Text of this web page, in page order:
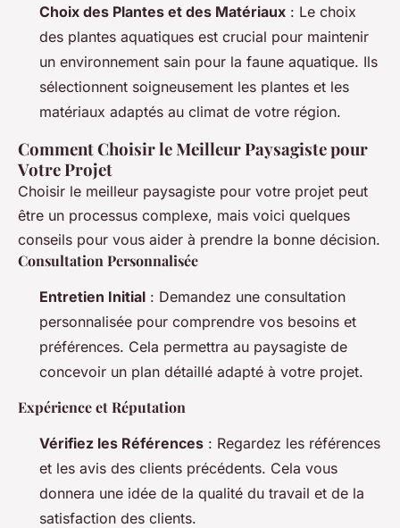
Choix des Plantes et des Matériaux : Le choix
des plantes aquatiques est crucial pour maintenir
un environnement sain pour la faune aquatique. Ils
sélectionnent soigneusement les plantes et les
matériaux adaptés au climat de votre région.
Comment Choisir le Meilleur Paysagiste pour
Votre Projet
Choisir le meilleur paysagiste pour votre projet peut
être un processus complexe, mais voici quelques
conseils pour vous aider à prendre la bonne décision.
Consultation Personnalisée
Entretien Initial : Demandez une consultation
personnalisée pour comprendre vos besoins et
préférences. Cela permettra au paysagiste de
concevoir un plan détaillé adapté à votre projet.
Expérience et Réputation
Vérifiez les Références : Regardez les références
et les avis des clients précédents. Cela vous
donnera une idée de la qualité du travail et de la
satisfaction des clients.